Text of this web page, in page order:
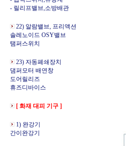
- 릴리프밸브,소방배관
22) 알람밸브, 프리액션
솔레노이드 OSY밸브
탬퍼스위치
23) 자동폐쇄장치
댐퍼모터 배연창
도어릴리즈
휴즈디바이스
[ 화재 대피 기구 ]
1) 완강기
간이완강기